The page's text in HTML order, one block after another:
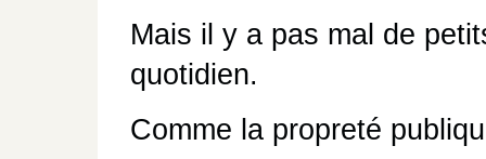
Mais il y a pas mal de
quotidien.
Comme la propreté